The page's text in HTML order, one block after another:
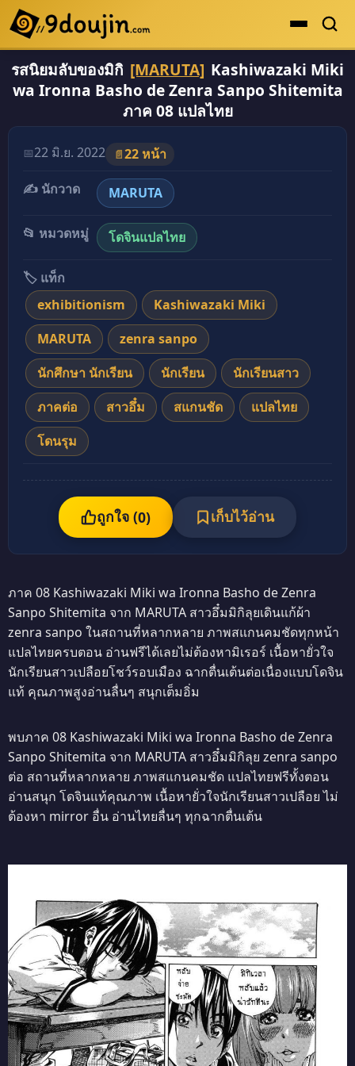
ดูเยอะสุด
คะแนนเยอะสุด
โดจินรูปสี
ระดับตำนาน
ยอดนิยม
เรื่องที่เก็บไว้
รสนิยมลับของมิกิ [MARUTA] Kashiwazaki Miki
wa Ironna Basho de Zenra Sanpo Shitemita
ภาค 08 แปลไทย
📅22 มิ.ย. 2022 📄22 หน้า
✍️ นักวาด
MARUTA
📂 หมวดหมู่ โดจินแปลไทย
🏷️ แท็ก
exhibitionism
Kashiwazaki Miki
MARUTA
zenra sanpo
นักศึกษา นักเรียน
นักเรียน
นักเรียนสาว
ภาคต่อ
สาวอึ๋ม สแกนชัด
แปลไทย
โดนรุม
ถูกใจ (0) เก็บไว้อ่าน
ภาค 08 Kashiwazaki Miki wa Ironna Basho de Zenra
Sanpo Shitemita จาก MARUTA สาวอึ๋มมิกิลุยเดินแก้ผ้า
zenra sanpo ในสถานที่หลากหลาย ภาพสแกนคมชัดทุกหน้า
แปลไทยครบตอน อ่านฟรีได้เลยไม่ต้องหามิเรอร์ เนื้อหายั่วใจ
นักเรียนสาวเปลือยโชว์รอบเมือง ฉากตื่นเต้นต่อเนื่องแบบโดจิน
แท้ คุณภาพสูงอ่านลื่นๆ สนุกเต็มอิ่ม
พบภาค 08 Kashiwazaki Miki wa Ironna Basho de Zenra
Sanpo Shitemita จาก MARUTA สาวอึ๋มมิกิลุย zenra sanpo
ต่อ สถานที่หลากหลาย ภาพสแกนคมชัด แปลไทยฟรีทั้งตอน
อ่านสนุก โดจินแท้คุณภาพ เนื้อหายั่วใจนักเรียนสาวเปลือย ไม่
ต้องหา mirror อื่น อ่านไทยลื่นๆ ทุกฉากตื่นเต้น